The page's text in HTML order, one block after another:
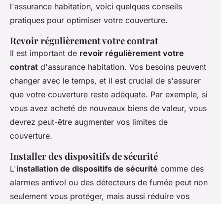
l'assurance habitation, voici quelques conseils
pratiques pour optimiser votre couverture.
Revoir régulièrement votre contrat
Il est important de revoir régulièrement votre
contrat d'assurance habitation. Vos besoins peuvent
changer avec le temps, et il est crucial de s'assurer
que votre couverture reste adéquate. Par exemple, si
vous avez acheté de nouveaux biens de valeur, vous
devrez peut-être augmenter vos limites de
couverture.
Installer des dispositifs de sécurité
L'installation de dispositifs de sécurité comme des
alarmes antivol ou des détecteurs de fumée peut non
seulement vous protéger, mais aussi réduire vos